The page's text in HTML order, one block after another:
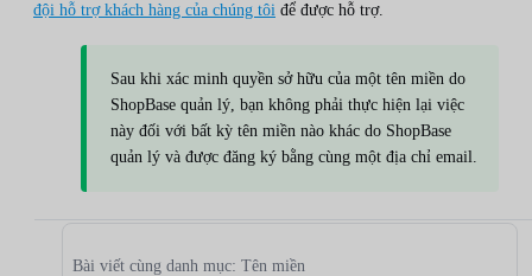
đội hỗ trợ khách hàng của chúng tôi để được hỗ trợ.
Sau khi xác minh quyền sở hữu của một tên miền do
ShopBase quản lý, bạn không phải thực hiện lại việc
này đối với bất kỳ tên miền nào khác do ShopBase
quản lý và được đăng ký bằng cùng một địa chỉ email.
Bài viết cùng danh mục: Tên miền